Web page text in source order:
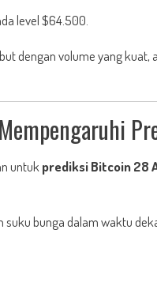
level $64.500.
dengan volume yang kuat,
untukprediksi Bitcoin 28
suku bunga dalam waktu